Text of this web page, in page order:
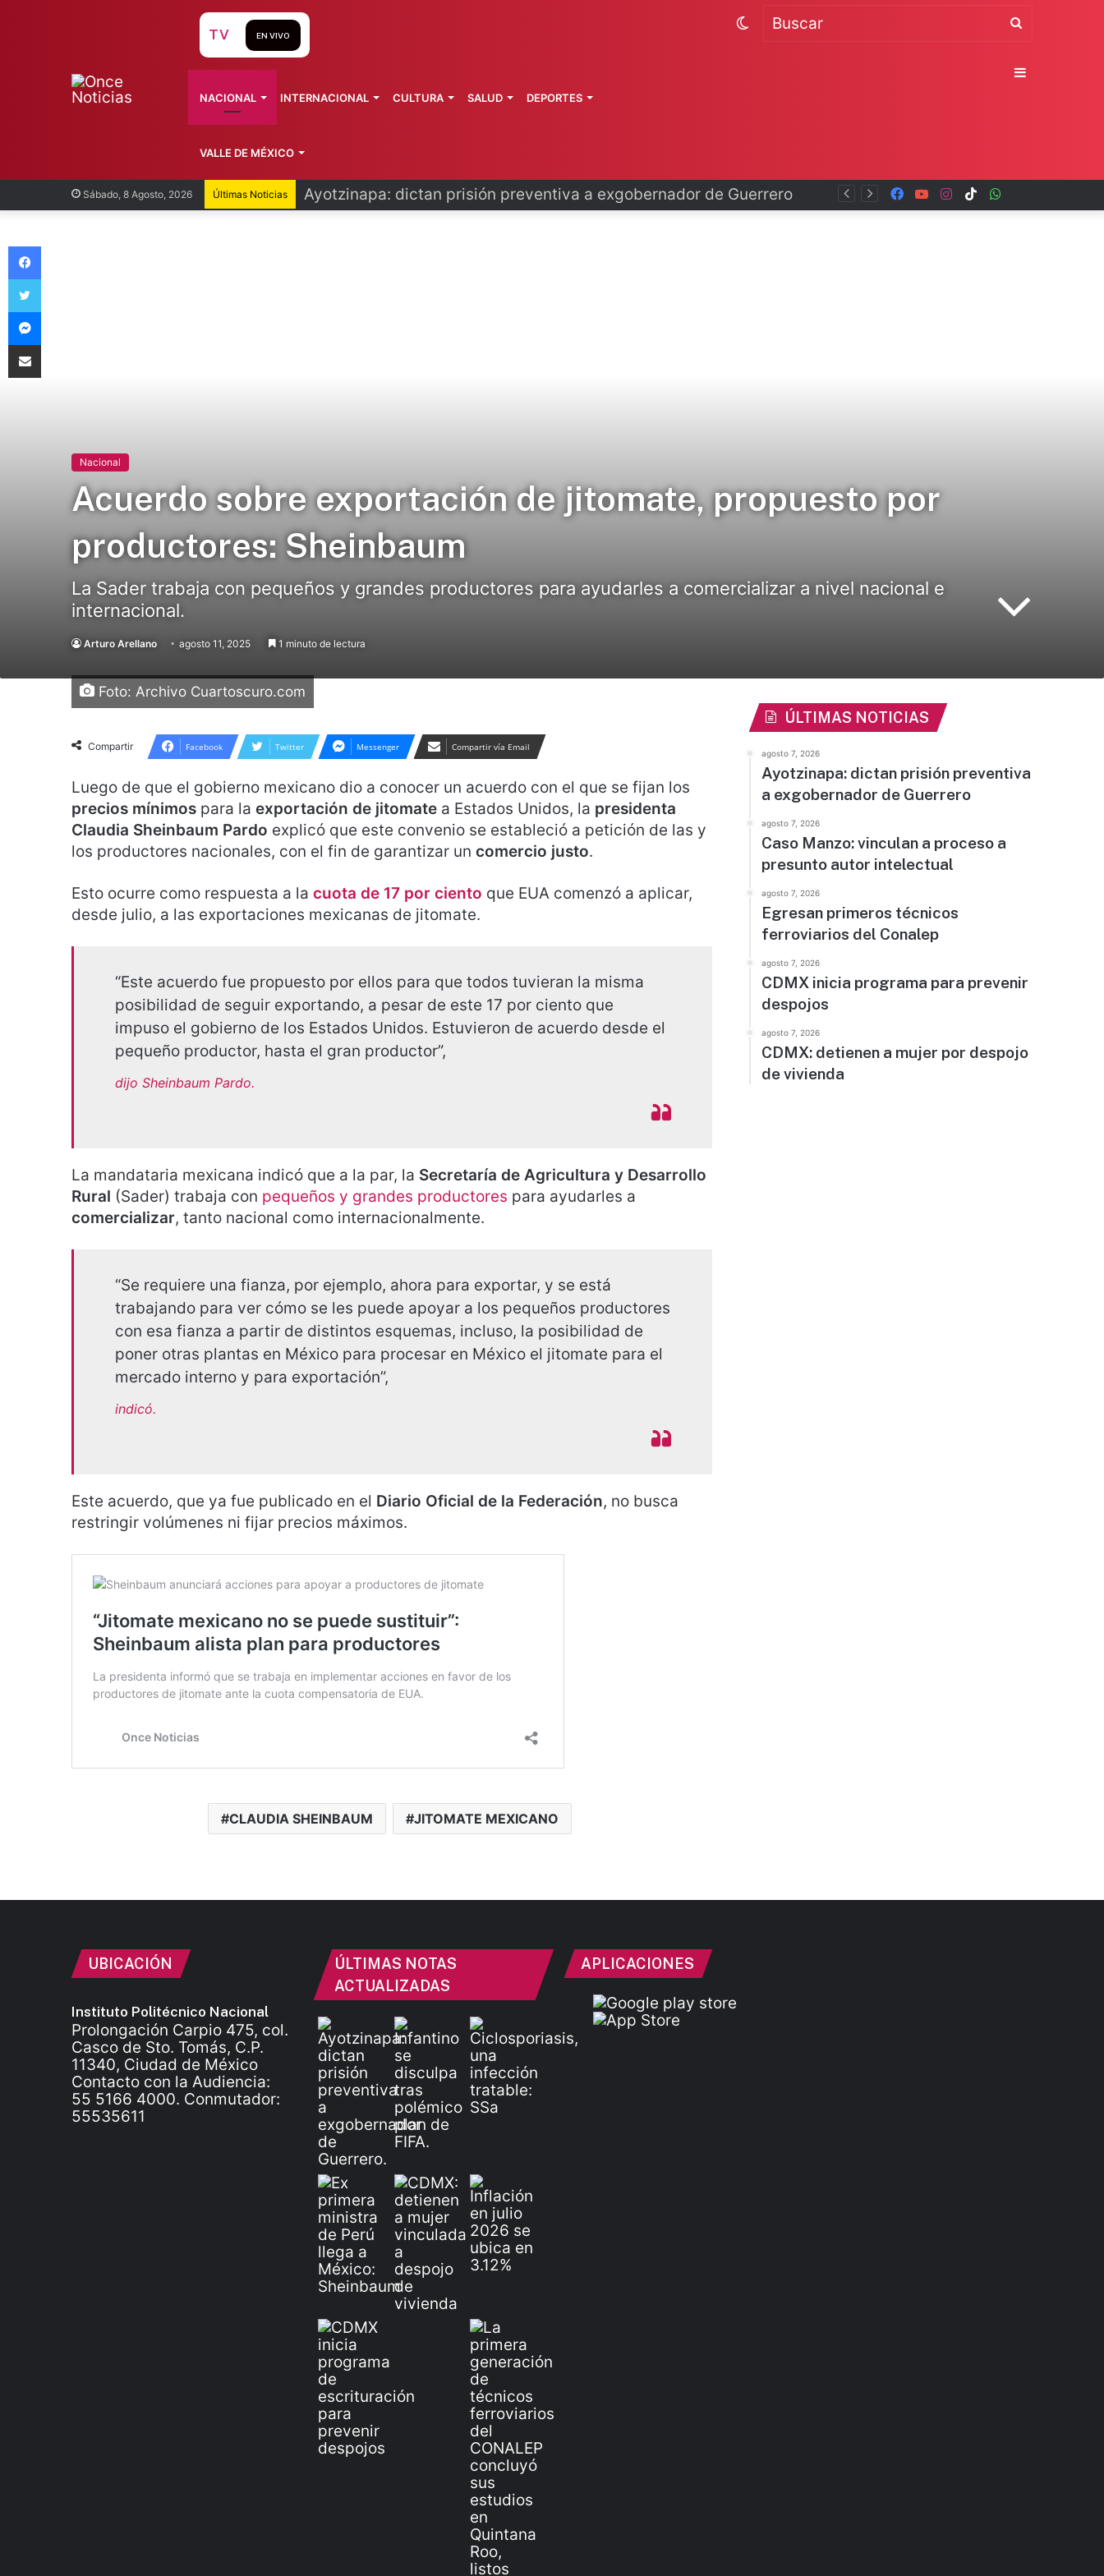
Sábado, 8 Agosto, 2026 Últimas Noticias Infantino se disculpa tras polémico plan de FIFA TikTok
Instagram
YouTube
Facebook
TV EN VIVO
NACIONAL INTERNACIONAL CULTURA SALUD DEPORTES
VALLE DE MÉXICO
Buscar
Switch
Sidebar
Nacional
Acuerdo sobre exportación de jitomate, propuesto por
productores: Sheinbaum
La Sader trabaja con pequeños y grandes productores para ayudarles a comercializar a nivel nacional e
internacional.
Arturo Arellano agosto 11, 2025 1 minuto de lectura
Foto: Archivo Cuartoscuro.com
Compartir Facebook Twitter Messenger Compartir vía Email
Luego de que el gobierno mexicano dio a conocer un acuerdo con el que se fijan los
precios mínimos para la exportación de jitomate a Estados Unidos, la presidenta
Claudia Sheinbaum Pardo explicó que este convenio se estableció a petición de las y
los productores nacionales, con el fin de garantizar un comercio justo.
Esto ocurre como respuesta a la cuota de 17 por ciento que EUA comenzó a aplicar,
desde julio, a las exportaciones mexicanas de jitomate.
“Este acuerdo fue propuesto por ellos para que todos tuvieran la misma
posibilidad de seguir exportando, a pesar de este 17 por ciento que
impuso el gobierno de los Estados Unidos. Estuvieron de acuerdo desde el
pequeño productor, hasta el gran productor”,
dijo Sheinbaum Pardo.
La mandataria mexicana indicó que a la par, la Secretaría de Agricultura y Desarrollo
Rural (Sader) trabaja con pequeños y grandes productores para ayudarles a
comercializar, tanto nacional como internacionalmente.
“Se requiere una fianza, por ejemplo, ahora para exportar, y se está
trabajando para ver cómo se les puede apoyar a los pequeños productores
con esa fianza a partir de distintos esquemas, incluso, la posibilidad de
poner otras plantas en México para procesar en México el jitomate para el
mercado interno y para exportación”,
indicó.
Este acuerdo, que ya fue publicado en el Diario Oficial de la Federación, no busca
restringir volúmenes ni fijar precios máximos.
CLAUDIA SHEINBAUM JITOMATE MEXICANO
ÚLTIMAS NOTICIAS
agosto 7, 2026
Ayotzinapa: dictan prisión preventiva
a exgobernador de Guerrero
agosto 7, 2026
Caso Manzo: vinculan a proceso a
presunto autor intelectual
agosto 7, 2026
Egresan primeros técnicos
ferroviarios del Conalep
agosto 7, 2026
CDMX inicia programa para prevenir
despojos
agosto 7, 2026
CDMX: detienen a mujer por despojo
de vivienda
UBICACIÓN
Instituto Politécnico Nacional
Prolongación Carpio 475, col.
Casco de Sto. Tomás, C.P.
11340, Ciudad de México
Contacto con la Audiencia:
55 5166 4000. Conmutador:
55535611
ÚLTIMAS NOTAS
ACTUALIZADAS
APLICACIONES
Facebook
Twitter
Messenger
Compartir vía Email